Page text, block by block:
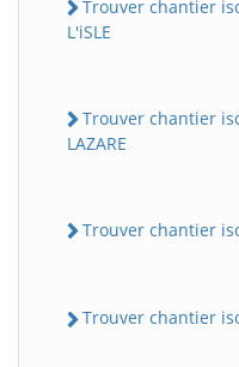
Trouver chantier
L'iSLE
Trouver chantier
LAZARE
Trouver chantier
Trouver chantier